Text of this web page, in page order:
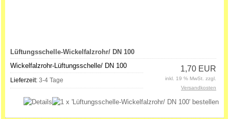
Lüftungsschelle-Wickelfalzrohr/ DN 100
Wickelfalzrohr-Lüftungsschelle/ DN 100
Lieferzeit: 3-4 Tage
1,70 EUR
inkl. 19 % MwSt. zzgl.
Versandkosten